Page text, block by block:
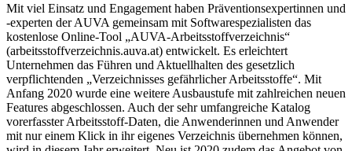
Mit viel Einsatz und Engagement haben Präventionsexpertinnen und
-experten der AUVA gemeinsam mit Softwarespezialisten das
kostenlose Online-Tool „AUVA-Arbeitsstoffverzeichnis“
(arbeitsstoffverzeichnis.auva.at) entwickelt. Es erleichtert
Unternehmen das Führen und Aktuellhalten des gesetzlich
verpflichtenden „Verzeichnisses gefährlicher Arbeitsstoffe“. Mit
Anfang 2020 wurde eine weitere Ausbaustufe mit zahlreichen neuen
Features abgeschlossen. Auch der sehr umfangreiche Katalog
vorerfasster Arbeitsstoff-Daten, die Anwenderinnen und Anwender
mit nur einem Klick in ihr eigenes Verzeichnis übernehmen können,